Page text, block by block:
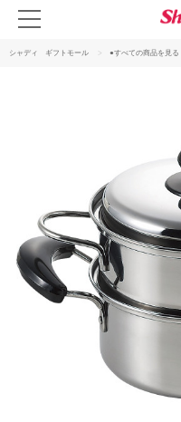
シャディ ギフトモール ●すべての商品を見る